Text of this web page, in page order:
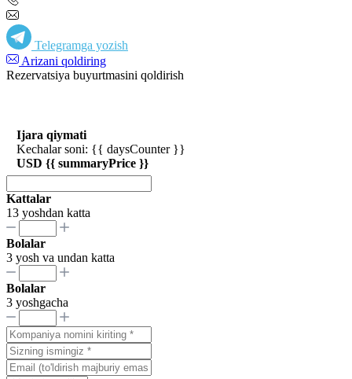
Telegramga yozish
Arizani qoldiring
Rezervatsiya buyurtmasini qoldirish
Ijara qiymati
Kechalar soni: {{ daysCounter }}
USD {{ summaryPrice }}
Kattalar
13 yoshdan katta
Bolalar
3 yosh va undan katta
Bolalar
3 yoshgacha